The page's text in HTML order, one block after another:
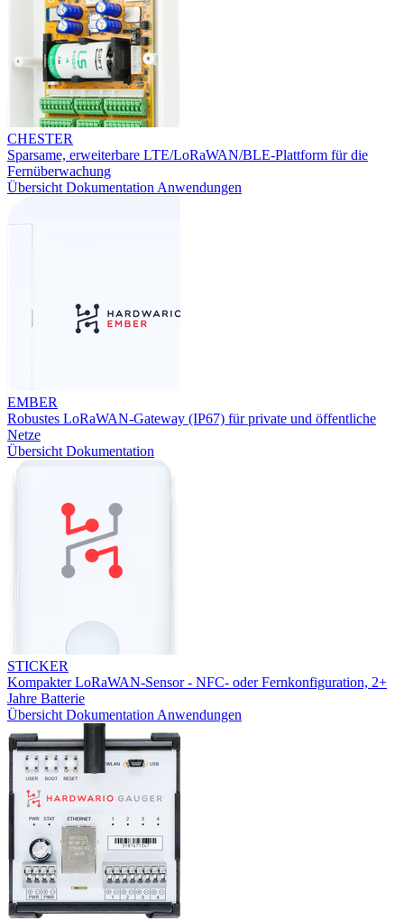
CHESTER
Sparsame, erweiterbare LTE/LoRaWAN/BLE-Plattform für die
Fernüberwachung
Übersicht Dokumentation Anwendungen
EMBER
Robustes LoRaWAN-Gateway (IP67) für private und öffentliche
Netze
Übersicht Dokumentation
STICKER
Kompakter LoRaWAN-Sensor - NFC- oder Fernkonfiguration, 2+
Jahre Batterie
Übersicht Dokumentation Anwendungen